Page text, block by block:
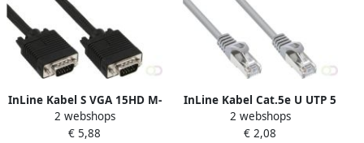
InLine Kabel S VGA 15HD M-
M 2 meter zwart
2 webshops
€ 5,88
InLine Kabel Cat.5e U UTP 5
meter grijs
2 webshops
€ 2,08